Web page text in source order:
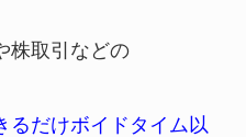
株取引などの
るだけボイドタイム以